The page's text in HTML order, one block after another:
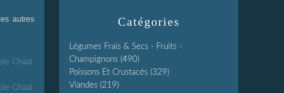
autres
Catégories
Légumes Frais & Secs - Fruits -
Champignons (490)
Poissons Et Crustacés (329)
Viandes (219)